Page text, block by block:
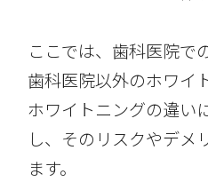
ここでは、歯科医院で
歯科医院以外のホワイ
ホワイトニングの違い
し、そのリスクやデメ
ます。